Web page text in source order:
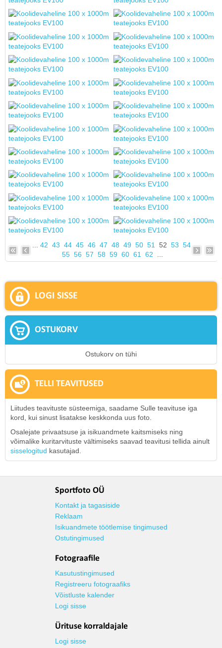
42 43 44 45 46 47 48 49 50 51 52 53 54
55 56 57 58 59 60 61 62
LOGI SISSE
OSTUKORV
Ostukorv on tühi
TELLI TEAVITUSED
Liitudes teavituste süsteemiga, saadame Sulle teavituse iga
kord, kui sinust lisatakse keskkonda uus foto.
Osalejate privaatsuse ja isikuandmete kaitsmiseks ning
võimalike kuritarvituste vältimiseks saavad teavitusi tellida ainult
sisselogitud kasutajad.
Sportfoto OÜ
Kontakt ja tagasiside
Reklaam
Isikuandmete töötlemise tingimused
Ostutingimused
Fotograafile
Kasutustingimused
Registreeru fotograafiks
Võistluste kalender
Logi sisse
Ürituse korraldajale
Logi sisse